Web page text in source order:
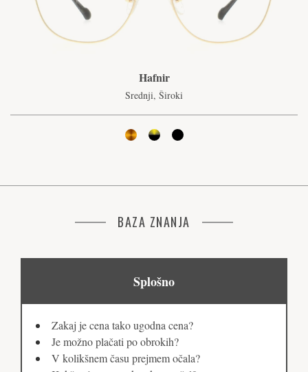
Hafnir
Srednji, Široki
BAZA ZNANJA
Splošno
Zakaj je cena tako ugodna cena?
Je možno plačati po obrokih?
V kolikšnem času prejmem očala?